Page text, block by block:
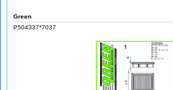
Green
P504337*7037